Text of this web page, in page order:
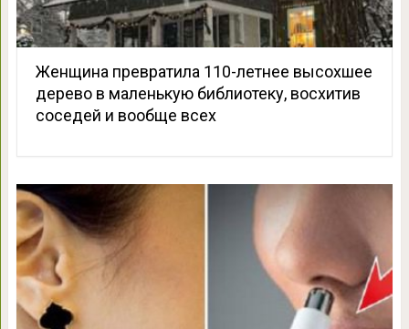
Женщина превратила 110-летнее высохшее
дерево в маленькую библиотеку, восхитив
соседей и вообще всех